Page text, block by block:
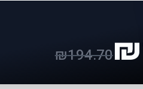
₪
₪194.70